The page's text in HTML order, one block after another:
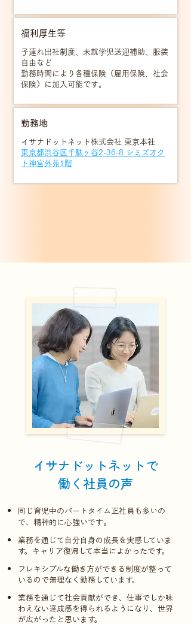
福利厚生等
子連れ出社制度、未就学児送迎補助、服装
自由など
勤務時間により各種保険（雇用保険、社会
保険）に加入可能です。
勤務地
イサナドットネット株式会社 東京本社
東京都渋谷区千駄ヶ谷2-36-8 シミズオク
ト神宮外苑1階
​イサナドットネットで
働く社員の声
同じ育児中のパートタイム正社員も多いの
で、精神的に心強いです。
業務を通じて自分自身の成長を実感していま
す。キャリア復帰して本当によかったです。
フレキシブルな働き方ができる制度が整って
いるので無理なく勤務しています。
業務を通じて社会貢献ができ、仕事でしか味
わえない達成感を得られるようになり、世界
が広がったと思います。